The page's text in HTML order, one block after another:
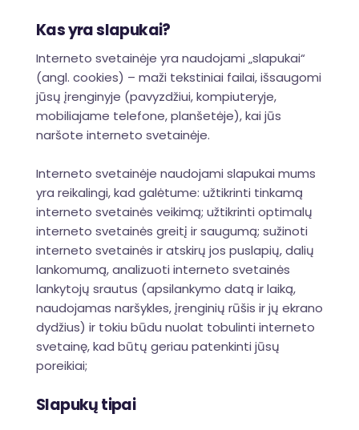
Kas yra slapukai?
Interneto svetainėje yra naudojami „slapukai“
(angl. cookies) – maži tekstiniai failai, išsaugomi
jūsų įrenginyje (pavyzdžiui, kompiuteryje,
mobiliajame telefone, planšetėje), kai jūs
naršote interneto svetainėje.
Interneto svetainėje naudojami slapukai mums
yra reikalingi, kad galėtume: užtikrinti tinkamą
interneto svetainės veikimą; užtikrinti optimalų
interneto svetainės greitį ir saugumą; sužinoti
interneto svetainės ir atskirų jos puslapių, dalių
lankomumą, analizuoti interneto svetainės
lankytojų srautus (apsilankymo datą ir laiką,
naudojamas naršykles, įrenginių rūšis ir jų ekrano
dydžius) ir tokiu būdu nuolat tobulinti interneto
svetainę, kad būtų geriau patenkinti jūsų
poreikiai;
Slapukų tipai